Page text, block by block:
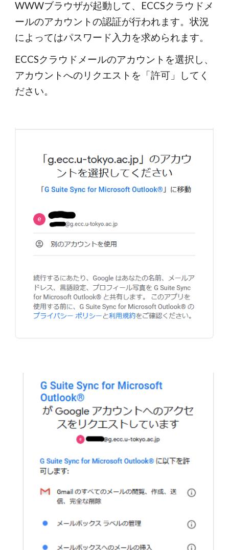
WWWブラウザが起動して、ECCSクラウドメ
ールのアカウントの認証が行われます。状況
によってはパスワード入力を求められます。
ECCSクラウドメールのアカウントを選択し、
アカウントへのリクエストを「許可」してく
ださい。